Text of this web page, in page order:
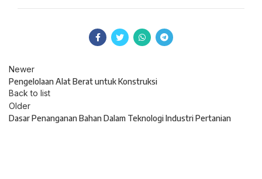
Newer
Pengelolaan Alat Berat untuk Konstruksi
Back to list
Older
Dasar Penanganan Bahan Dalam Teknologi Industri Pertanian